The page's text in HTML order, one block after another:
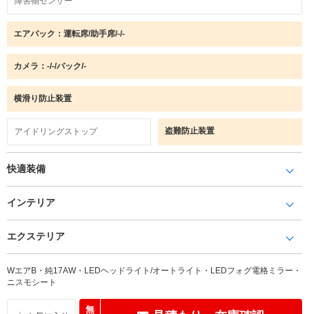
エアバック：運転席/助手席/-/-
カメラ：-/-/バック/-
横滑り防止装置
アイドリングストップ 盗難防止装置
快適装備
インテリア
エクステリア
WエアB・純17AW・LEDヘッドライト/オートライト・LEDフォグ電格ミラー・
ニスモシート
無